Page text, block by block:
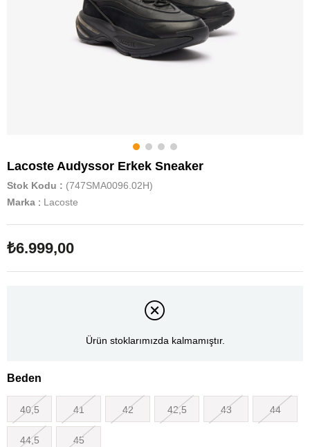
Lacoste Audyssor Erkek Sneaker
Stok Kodu
(747SMA0096.02H)
Marka : Lacoste
₺6.999,00
Ürün stoklarımızda kalmamıştır.
Beden
40,5 41 42 42,5 43 44
44,5 45